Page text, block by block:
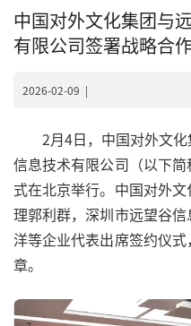
中国对外文化集团与
有限公司签署战略合
2026-02-09 |
2月4日，中国对外文化
信息技术有限公司（以下
式在北京举行。中国对外
理郭利群，深圳市远望谷
洋等企业代表出席签约仪
章。